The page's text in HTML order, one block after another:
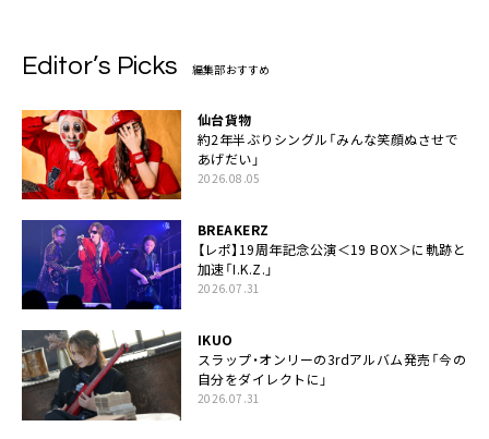
Editor’s Picks 編集部おすすめ
仙台貨物
約2年半ぶりシングル「みんな笑顔ぬさせで
あげだい」
2026.08.05
BREAKERZ
【レポ】19周年記念公演＜19 BOX＞に軌跡と
加速「I.K.Z.」
2026.07.31
IKUO
スラップ・オンリーの3rdアルバム発売「今の
自分をダイレクトに」
2026.07.31